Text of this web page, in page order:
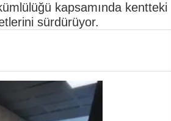
kapsamında kentteki
sürdürüyor.